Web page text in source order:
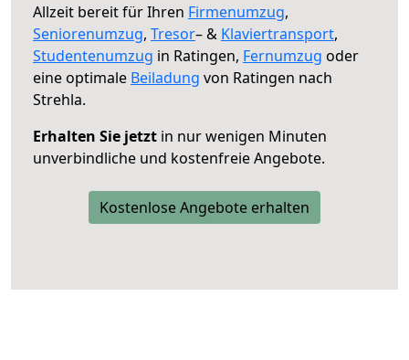
Allzeit bereit für Ihren Firmenumzug,
Seniorenumzug, Tresor– & Klaviertransport,
Studentenumzug in Ratingen, Fernumzug oder
eine optimale Beiladung von Ratingen nach
Strehla.
Erhalten Sie jetzt in nur wenigen Minuten
unverbindliche und kostenfreie Angebote.
Kostenlose Angebote erhalten